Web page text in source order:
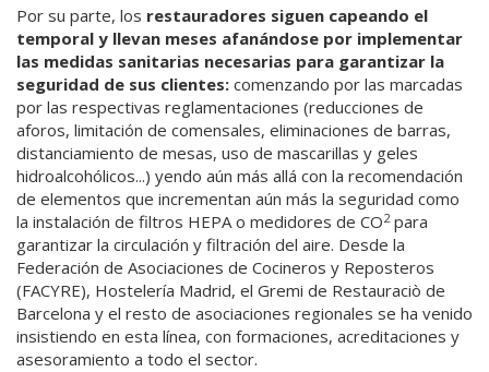
Por su parte, los restauradores siguen capeando el
temporal y llevan meses afanándose por implementar
las medidas sanitarias necesarias para garantizar la
seguridad de sus clientes: comenzando por las marcadas
por las respectivas reglamentaciones (reducciones de
aforos, limitación de comensales, eliminaciones de barras,
distanciamiento de mesas, uso de mascarillas y geles
hidroalcohólicos...) yendo aún más allá con la recomendación
de elementos que incrementan aún más la seguridad como
la instalación de filtros HEPA o medidores de CO2para
garantizar la circulación y filtración del aire. Desde la
Federación de Asociaciones de Cocineros y Reposteros
(FACYRE), Hostelería Madrid, el Gremi de Restauraciò de
Barcelona y el resto de asociaciones regionales se ha venido
insistiendo en esta línea, con formaciones, acreditaciones y
asesoramiento a todo el sector.